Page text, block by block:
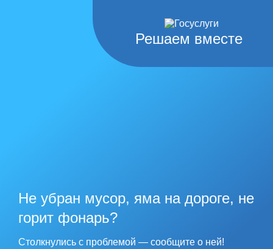
Решаем вместе
Не убран мусор, яма на дороге, не
горит фонарь?
Столкнулись с проблемой — сообщите о ней!